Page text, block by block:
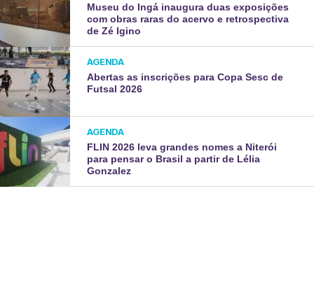
Museu do Ingá inaugura duas exposições
com obras raras do acervo e retrospectiva
de Zé Igino
AGENDA
Abertas as inscrições para Copa Sesc de
Futsal 2026
AGENDA
FLIN 2026 leva grandes nomes a Niterói
para pensar o Brasil a partir de Lélia
Gonzalez